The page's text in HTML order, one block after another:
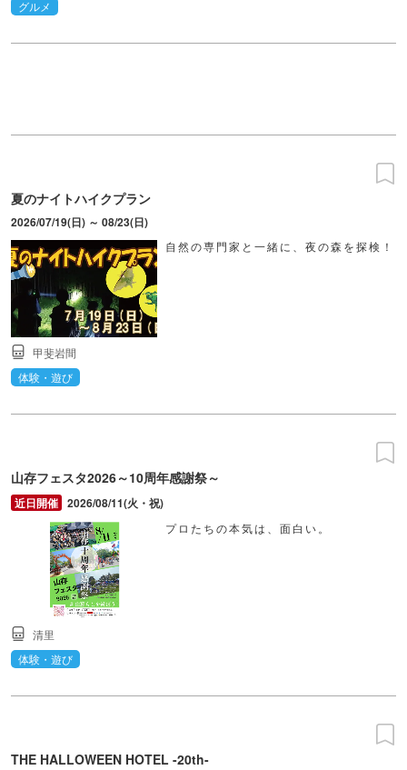
グルメ
夏のナイトハイクプラン
2026/07/19(日) ～ 08/23(日)
自然の専門家と一緒に、夜の森を探検！
甲斐岩間
体験・遊び
山存フェスタ2026～10周年感謝祭～
2026/08/11(火・祝)
プロたちの本気は、面白い。
清里
体験・遊び
THE HALLOWEEN HOTEL -20th-